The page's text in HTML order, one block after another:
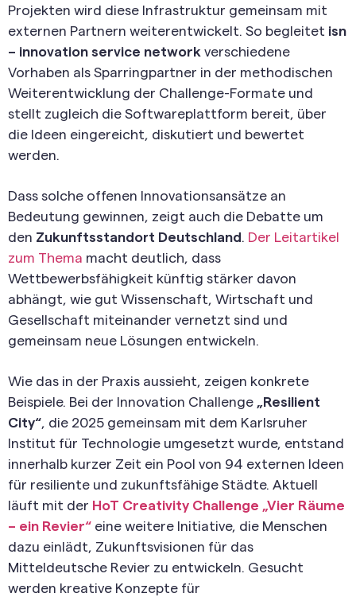
Projekten wird diese Infrastruktur gemeinsam mit
externen Partnern weiterentwickelt. So begleitet isn
– innovation service network verschiedene
Vorhaben als Sparringpartner in der methodischen
Weiterentwicklung der Challenge-Formate und
stellt zugleich die Softwareplattform bereit, über
die Ideen eingereicht, diskutiert und bewertet
werden.
Dass solche offenen Innovationsansätze an
Bedeutung gewinnen, zeigt auch die Debatte um
den Zukunftsstandort Deutschland . Der Leitartikel
zum Thema macht deutlich, dass
Wettbewerbsfähigkeit künftig stärker davon
abhängt, wie gut Wissenschaft, Wirtschaft und
Gesellschaft miteinander vernetzt sind und
gemeinsam neue Lösungen entwickeln.
Wie das in der Praxis aussieht, zeigen konkrete
Beispiele. Bei der Innovation Challenge „Resilient
City“, die 2025 gemeinsam mit dem Karlsruher
Institut für Technologie umgesetzt wurde, entstand
innerhalb kurzer Zeit ein Pool von 94 externen Ideen
für resiliente und zukunftsfähige Städte. Aktuell
läuft mit der HoT Creativity Challenge „Vier Räume
– ein Revier“ eine weitere Initiative, die Menschen
dazu einlädt, Zukunftsvisionen für das
Mitteldeutsche Revier zu entwickeln. Gesucht
werden kreative Konzepte für